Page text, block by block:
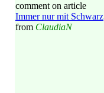
comment on article
Immer nur mit Schwarz
from ClaudiaN